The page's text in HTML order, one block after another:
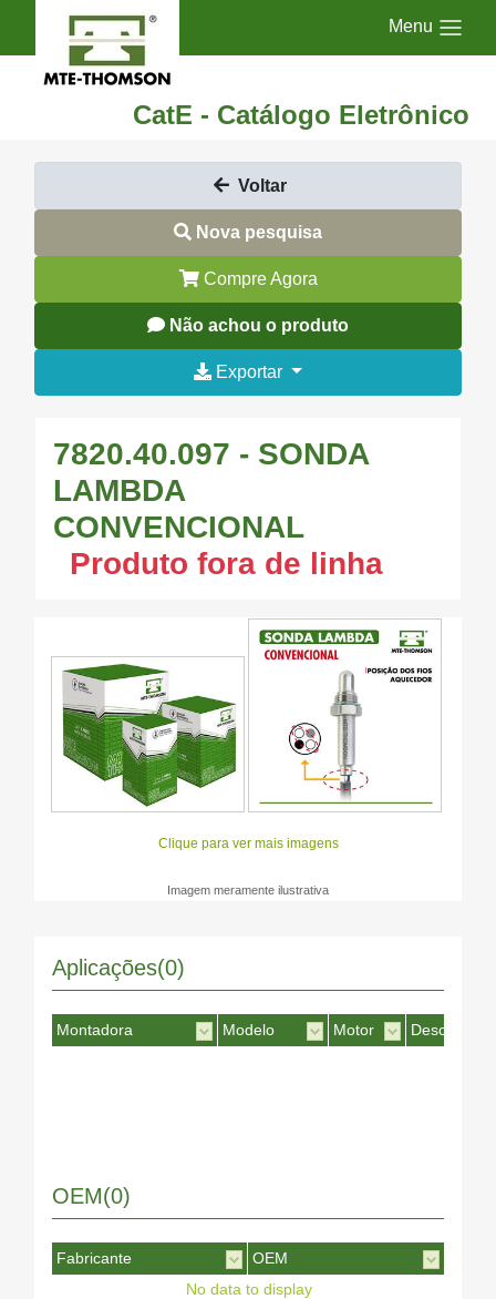
Menu
CatE - Catálogo Eletrônico
Voltar
Nova pesquisa
Compre Agora
Não achou o produto
Exportar
7820.40.097 - SONDA
LAMBDA
CONVENCIONAL
Produto fora de linha
Clique para ver mais imagens
Imagem meramente ilustrativa
Aplicações(0)
Montadora Modelo Motor Desc. Motor
OEM(0)
Fabricante
OEM
No data to display